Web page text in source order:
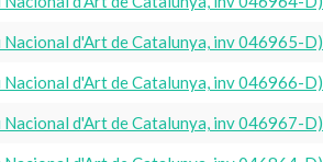
d'Art de Catalunya, inv 046965-D)
d'Art de Catalunya, inv 046966-D)
d'Art de Catalunya, inv 046967-D)